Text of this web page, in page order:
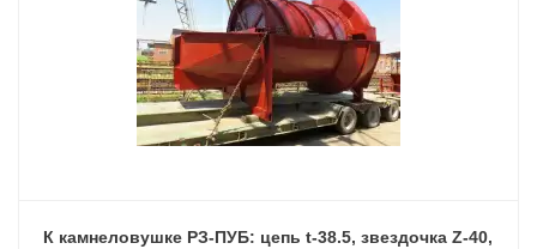
К камнеловушке РЗ-ПУБ: цепь t-38.5, звездочка Z-40,